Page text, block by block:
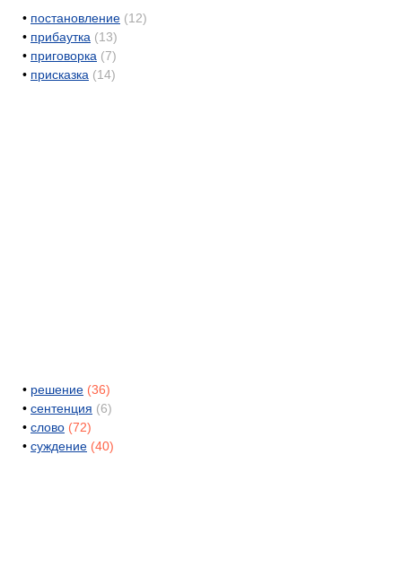
• постановление (12)
• прибаутка (13)
• приговорка (7)
• присказка (14)
• решение (36)
• сентенция (6)
• слово (72)
• суждение (40)